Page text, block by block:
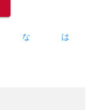
な は